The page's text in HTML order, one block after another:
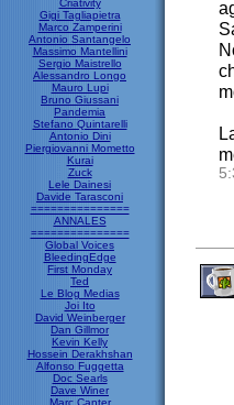
Criativity
Gigi Tagliapietra
Marco Zamperini
Antonio Santangelo
Massimo Mantellini
Sergio Maistrello
Alessandro Longo
Mauro Lupi
Bruno Giussani
Pandemia
Stefano Quintarelli
Antonio Dini
Piergiovanni Mometto
Kurai
Zuck
Lele Dainesi
Davide Tarasconi
===============
ANNALES
===============
Global Voices
BleedingEdge
First Monday
Ted
Le Blog Medias
Joi Ito
David Weinberger
Dan Gillmor
Kevin Kelly
Hossein Derakhshan
Alfonso Fuggetta
Doc Searls
Dave Winer
Marc Canter